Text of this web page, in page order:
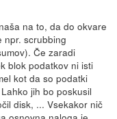
na to, da do okvare
npr. scrubbing
Če zaradi
blok podatkov ni isti
kot da so podatki
jih bo poskusil
disk, ... Vsekakor nič